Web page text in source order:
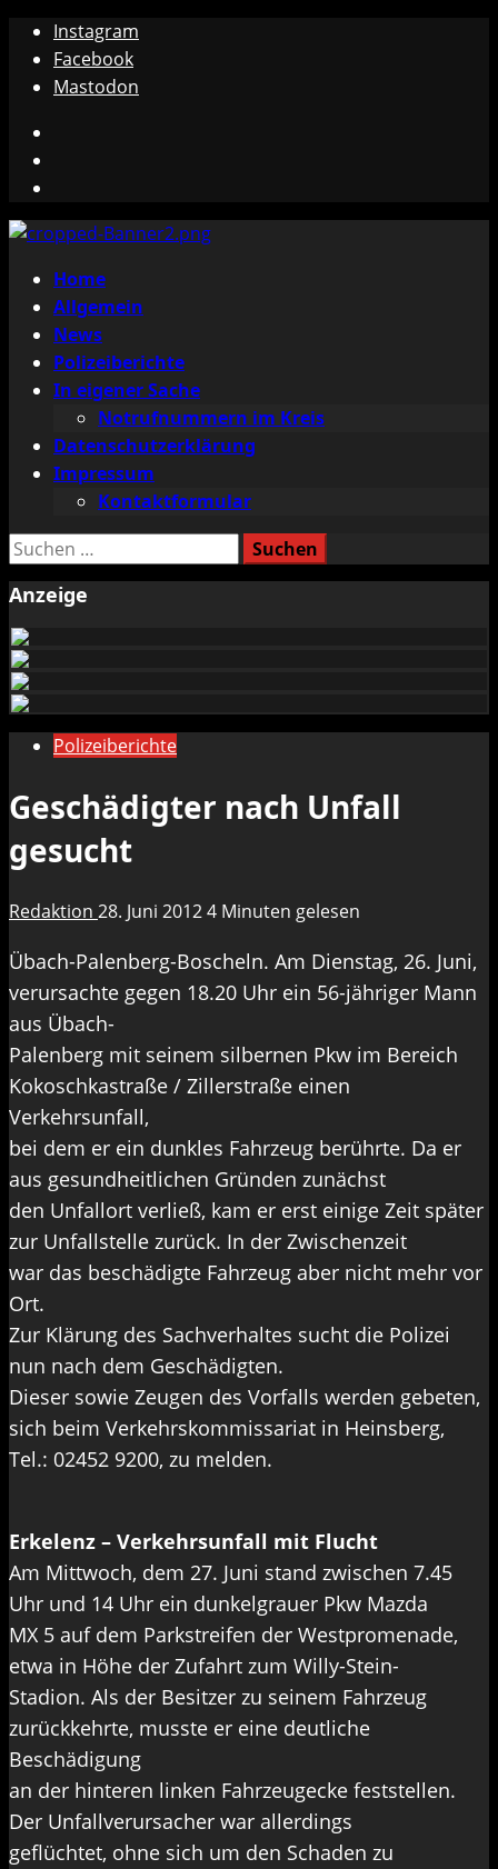
Zum
Inhalt
springen
Instagram
Facebook
Mastodon
Primäres
Menü
Home
Allgemein
News
Polizeiberichte
In eigener Sache
Notrufnummern im Kreis
Datenschutzerklärung
Impressum
Kontaktformular
Suchen
Anzeige
Polizeiberichte
Geschädigter nach Unfall
gesucht
Redaktion 28. Juni 20124 Minuten gelesen
Übach-Palenberg-Boscheln. Am Dienstag, 26. Juni,
verursachte gegen 18.20 Uhr ein 56-jähriger Mann
aus Übach-
Palenberg mit seinem silbernen Pkw im Bereich
Kokoschkastraße / Zillerstraße einen
Verkehrsunfall,
bei dem er ein dunkles Fahrzeug berührte. Da er
aus gesundheitlichen Gründen zunächst
den Unfallort verließ, kam er erst einige Zeit später
zur Unfallstelle zurück. In der Zwischenzeit
war das beschädigte Fahrzeug aber nicht mehr vor
Ort.
Zur Klärung des Sachverhaltes sucht die Polizei
nun nach dem Geschädigten.
Dieser sowie Zeugen des Vorfalls werden gebeten,
sich beim Verkehrskommissariat in Heinsberg,
Tel.: 02452 9200, zu melden.
Erkelenz – Verkehrsunfall mit Flucht
Am Mittwoch, dem 27. Juni stand zwischen 7.45
Uhr und 14 Uhr ein dunkelgrauer Pkw Mazda
MX 5 auf dem Parkstreifen der Westpromenade,
etwa in Höhe der Zufahrt zum Willy-Stein-
Stadion. Als der Besitzer zu seinem Fahrzeug
zurückkehrte, musste er eine deutliche
Beschädigung
an der hinteren linken Fahrzeugecke feststellen.
Der Unfallverursacher war allerdings
geflüchtet, ohne sich um den Schaden zu